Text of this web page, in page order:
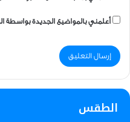
أعلمني بالمواضيع الجديدة بواسطة
الطقس